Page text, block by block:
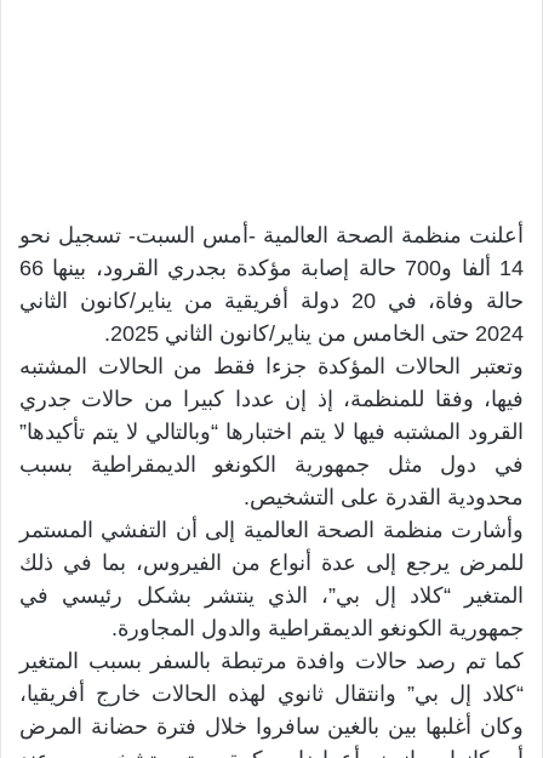
أعلنت منظمة الصحة العالمية -أمس السبت- تسجيل نحو
14 ألفا و700 حالة إصابة مؤكدة بجدري القرود، بينها 66
حالة وفاة، في 20 دولة أفريقية من يناير/كانون الثاني
2024 حتى الخامس من يناير/كانون الثاني 2025.
وتعتبر الحالات المؤكدة جزءا فقط من الحالات المشتبه
فيها، وفقا للمنظمة، إذ إن عددا كبيرا من حالات جدري
القرود المشتبه فيها لا يتم اختبارها “وبالتالي لا يتم تأكيدها”
في دول مثل جمهورية الكونغو الديمقراطية بسبب
محدودية القدرة على التشخيص.
وأشارت منظمة الصحة العالمية إلى أن التفشي المستمر
للمرض يرجع إلى عدة أنواع من الفيروس، بما في ذلك
المتغير “كلاد إل بي”، الذي ينتشر بشكل رئيسي في
جمهورية الكونغو الديمقراطية والدول المجاورة.
كما تم رصد حالات وافدة مرتبطة بالسفر بسبب المتغير
“كلاد إل بي” وانتقال ثانوي لهذه الحالات خارج أفريقيا،
وكان أغلبها بين بالغين سافروا خلال فترة حضانة المرض